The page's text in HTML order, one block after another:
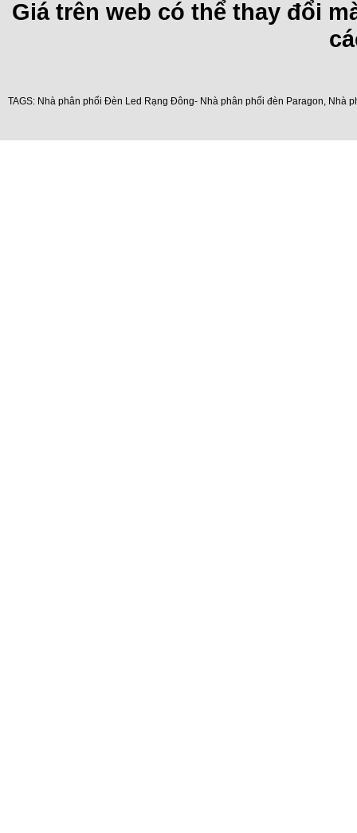
Giá trên web có thể thay đổi
TAGS: Nhà phân phối Đèn Led Rạng Đông- Nhà phân phối đèn Paragon, Nhà